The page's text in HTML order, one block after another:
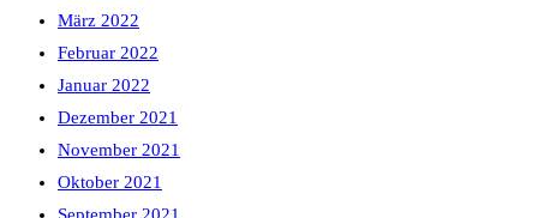
März 2022
Februar 2022
Januar 2022
Dezember 2021
November 2021
Oktober 2021